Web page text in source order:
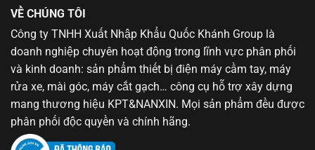
VỀ CHÚNG TÔI
Công ty TNHH Xuất Nhập Khẩu Quốc Khánh Group là
doanh nghiệp chuyên hoạt động trong lĩnh vực phân phối
và kinh doanh: sản phẩm thiết bị điện máy cầm tay, máy
rửa xe, mài góc, máy cắt gạch… công cụ hỗ trợ xây dựng
mang thương hiệu KPT&NANXIN. Mọi sản phẩm đều được
phân phối độc quyền và chính hãng.